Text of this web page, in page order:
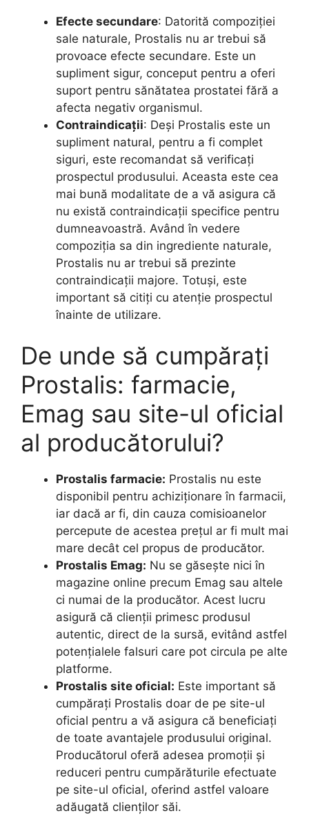
Efecte secundare: Datorită compoziției
sale naturale, Prostalis nu ar trebui să
provoace efecte secundare. Este un
supliment sigur, conceput pentru a oferi
suport pentru sănătatea prostatei fără a
afecta negativ organismul.
Contraindicații: Deși Prostalis este un
supliment natural, pentru a fi complet
siguri, este recomandat să verificați
prospectul produsului. Aceasta este cea
mai bună modalitate de a vă asigura că
nu există contraindicații specifice pentru
dumneavoastră. Având în vedere
compoziția sa din ingrediente naturale,
Prostalis nu ar trebui să prezinte
contraindicații majore. Totuși, este
important să citiți cu atenție prospectul
înainte de utilizare.
De unde să cumpărați
Prostalis: farmacie,
Emag sau site-ul oficial
al producătorului?
Prostalis farmacie: Prostalis nu este
disponibil pentru achiziționare în farmacii,
iar dacă ar fi, din cauza comisioanelor
percepute de acestea prețul ar fi mult mai
mare decât cel propus de producător.
Prostalis Emag: Nu se găsește nici în
magazine online precum Emag sau altele
ci numai de la producător. Acest lucru
asigură că clienții primesc produsul
autentic, direct de la sursă, evitând astfel
potențialele falsuri care pot circula pe alte
platforme.
Prostalis site oficial: Este important să
cumpărați Prostalis doar de pe site-ul
oficial pentru a vă asigura că beneficiați
de toate avantajele produsului original.
Producătorul oferă adesea promoții și
reduceri pentru cumpărăturile efectuate
pe site-ul oficial, oferind astfel valoare
adăugată clienților săi.